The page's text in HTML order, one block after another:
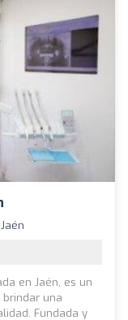
en Jaén, es un
una
Fundada y